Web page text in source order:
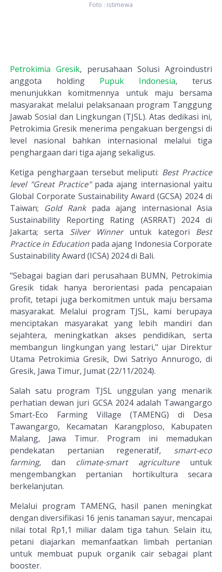
Foto : istimewa
Petrokimia Gresik, perusahaan Solusi Agroindustri
anggota holding Pupuk Indonesia, terus
menunjukkan komitmennya untuk maju bersama
masyarakat melalui pelaksanaan program Tanggung
Jawab Sosial dan Lingkungan (TJSL). Atas dedikasi ini,
Petrokimia Gresik menerima pengakuan bergengsi di
level nasional bahkan internasional melalui tiga
penghargaan dari tiga ajang sekaligus.
Ketiga penghargaan tersebut meliputi: Best Practice
level "Great Practice"pada ajang internasional yaitu
Global Corporate Sustainability Award (GCSA) 2024 di
Taiwan; Gold Rankpada ajang internasional Asia
Sustainability Reporting Rating (ASRRAT) 2024 di
Jakarta; serta Silver Winneruntuk kategori Best
Practice in Educationpada ajang Indonesia Corporate
Sustainability Award (ICSA) 2024 di Bali.
"Sebagai bagian dari perusahaan BUMN, Petrokimia
Gresik tidak hanya berorientasi pada pencapaian
profit, tetapi juga berkomitmen untuk maju bersama
masyarakat. Melalui program TJSL, kami berupaya
menciptakan masyarakat yang lebih mandiri dan
sejahtera, meningkatkan akses pendidikan, serta
membangun lingkungan yang lestari," ujar Direktur
Utama Petrokimia Gresik, Dwi Satriyo Annurogo, di
Gresik, Jawa Timur, Jumat (22/11/2024).
Salah satu program TJSL unggulan yang menarik
perhatian dewan juri GCSA 2024 adalah Tawangargo
Smart-Eco Farming Village (TAMENG) di Desa
Tawangargo, Kecamatan Karangploso, Kabupaten
Malang, Jawa Timur. Program ini memadukan
pendekatan pertanian regeneratif, smart-eco
farming, dan climate-smart agricultureuntuk
mengembangkan pertanian hortikultura secara
berkelanjutan.
Melalui program TAMENG, hasil panen meningkat
dengan diversifikasi 16 jenis tanaman sayur, mencapai
nilai total Rp1,1 miliar dalam tiga tahun. Selain itu,
petani diajarkan memanfaatkan limbah pertanian
untuk membuat pupuk organik cair sebagai plant
booster.